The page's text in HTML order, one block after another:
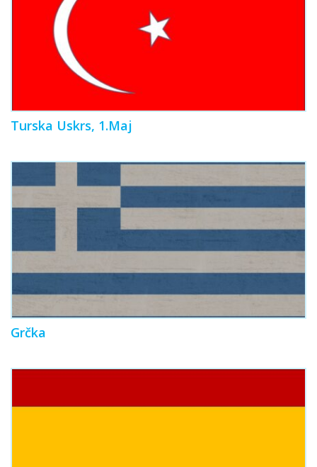
Turska Uskrs, 1.Maj
Grčka